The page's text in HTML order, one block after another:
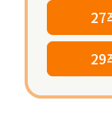
27
29